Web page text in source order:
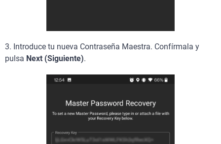
3. Introduce tu nueva Contraseña Maestra. Confírmala y
pulsa Next (Siguiente).